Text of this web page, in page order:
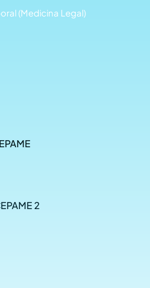
(Medicina Legal)
2